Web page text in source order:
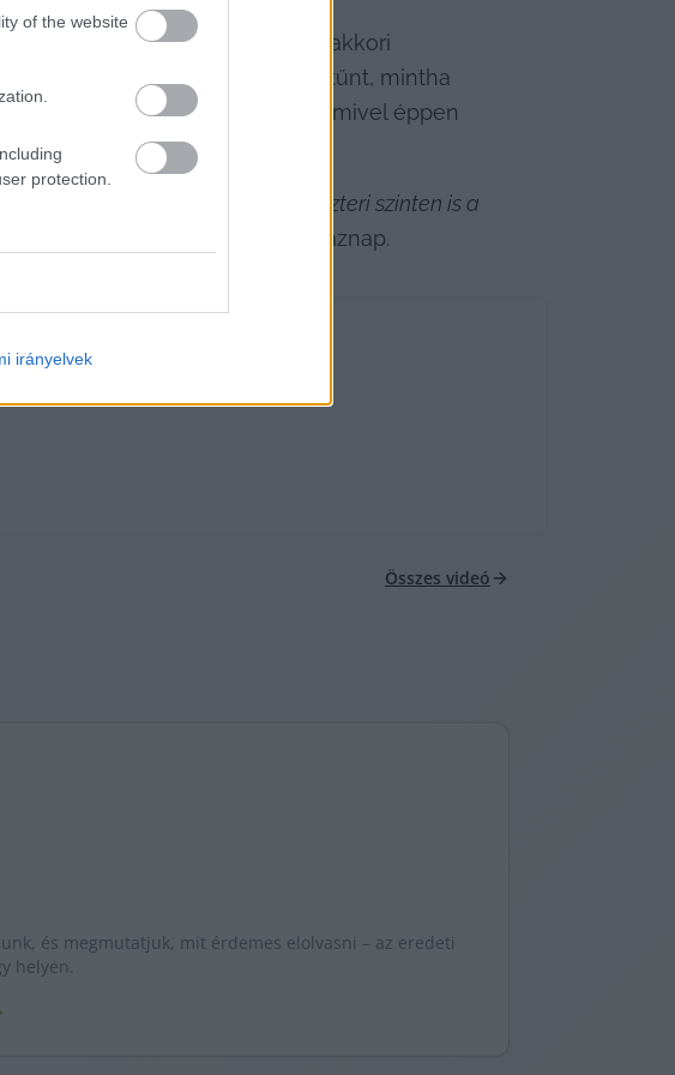
of the website
protection.
irányelvek
aki Szíjj László oligarcha akkori
feltöltött képei alapján úgy tűnt, mintha
irodában ül és telefonálgat, mivel éppen
miniszterelnöki és külügyminiszteri szinten is a
miniszterelnökkel is tárgyalt aznap.
Összes videó
és megmutatjuk, mit érdemes elolvasni – az eredeti
helyen.